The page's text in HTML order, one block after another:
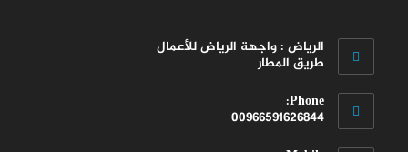
الرياض : واجهة الرياض للأعمال
طريق المطار
Phone:
00966591626844